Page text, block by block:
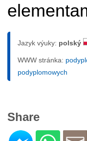
Jazyk výuky: polský
WWW stránka:
podyplomowych
Share